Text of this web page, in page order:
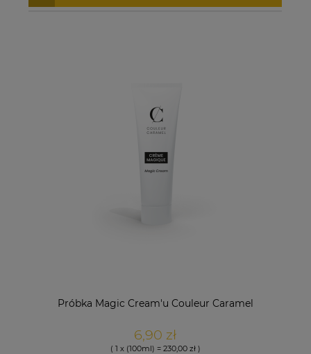
Próbka Magic Cream'u Couleur Caramel
6,90 zł
( 1 x (100ml) = 230,00 zł )